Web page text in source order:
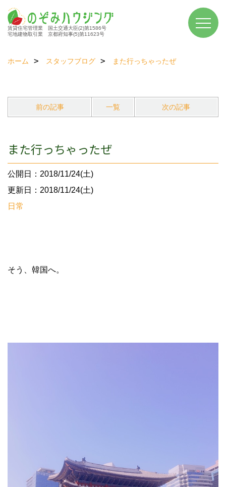
賃貸住宅管理業 国土交通大臣(2)第1586号
宅地建物取引業 京都府知事(5)第11623号
ホーム スタッフブログ また行っちゃったぜ
前の記事 一覧 次の記事
また行っちゃったぜ
公開日：2018/11/24(土)
更新日：2018/11/24(土)
日常
そう、韓国へ。